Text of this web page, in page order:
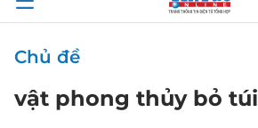
Chủ đề
vật phong thủy bỏ túi